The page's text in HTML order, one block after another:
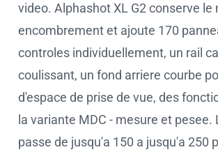
video. Alphashot XL G2 conserve le
encombrement et ajoute 170
controles individuellement, un rail
coulissant, un fond arriere courbe
d'espace de prise de vue, des
la variante MDC - mesure et pesee.
passe de jusqu'a 150 a jusqu'a 250